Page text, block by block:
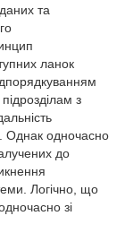
та
ланок
з
Однак одночасно
до
Логічно, що
зі